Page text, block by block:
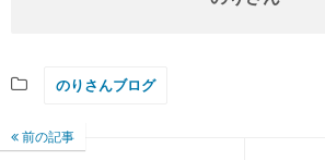
のりさんブログ
前の記事